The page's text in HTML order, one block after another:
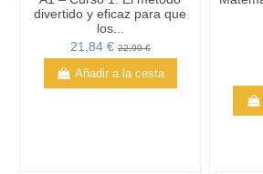
divertido y eficaz para que
los...
21,84 € 22,99 €
Añadir a la cesta